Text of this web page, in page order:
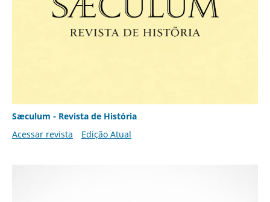
Sæculum - Revista de História
Acessar revista
Edição Atual